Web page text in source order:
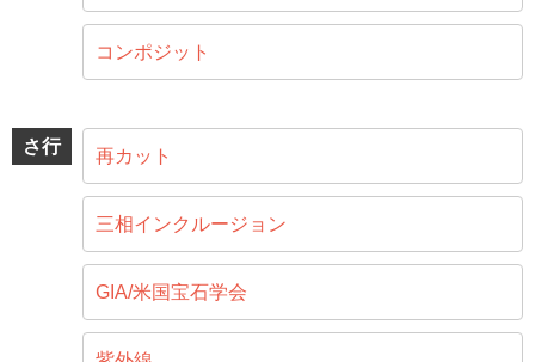
コンポジット
さ行 再カット
三相インクルージョン
GIA/米国宝石学会